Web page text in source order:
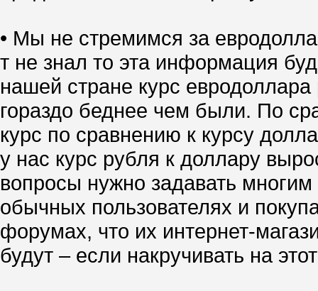
• Мы не стремимся за
т не знал то эта информация
нашей стране курс
гораздо беднее чем были. По
курс по сравнению к курсу
у нас курс рубля к доллару
вопросы нужно задавать
обычных пользователях и
форумах, что их интернет-
будут – если накручивать на